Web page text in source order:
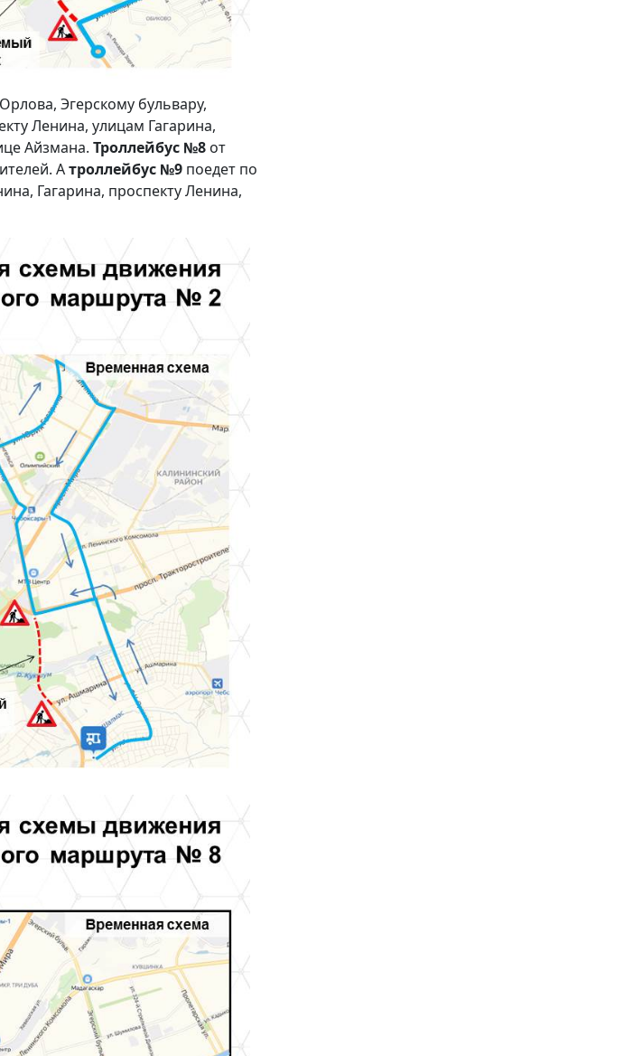
Эгерскому бульвару,
Ленина, улицам Гагарина,
Айзмана. Троллейбус №8 от
Атроллейбус №9 поедет по
Гагарина, проспекту Ленина,